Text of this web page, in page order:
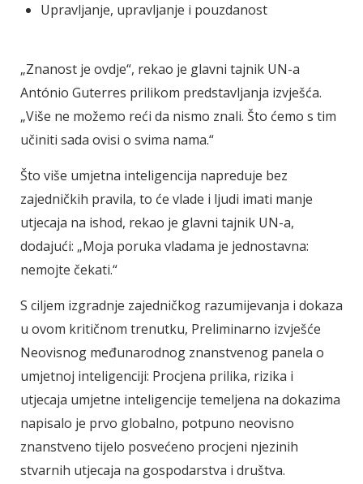
Upravljanje, upravljanje i pouzdanost
„Znanost je ovdje“, rekao je glavni tajnik UN-a
António Guterres prilikom predstavljanja izvješća.
„Više ne možemo reći da nismo znali. Što ćemo s tim
učiniti sada ovisi o svima nama.“
Što više umjetna inteligencija napreduje bez
zajedničkih pravila, to će vlade i ljudi imati manje
utjecaja na ishod, rekao je glavni tajnik UN-a,
dodajući: „Moja poruka vladama je jednostavna:
nemojte čekati.“
S ciljem izgradnje zajedničkog razumijevanja i dokaza
u ovom kritičnom trenutku, Preliminarno izvješće
Neovisnog međunarodnog znanstvenog panela o
umjetnoj inteligenciji: Procjena prilika, rizika i
utjecaja umjetne inteligencije temeljena na dokazima
napisalo je prvo globalno, potpuno neovisno
znanstveno tijelo posvećeno procjeni njezinih
stvarnih utjecaja na gospodarstva i društva.